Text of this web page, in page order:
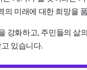
의 미래에 대한 희망을
강화하고, 주민들의 삶
있습니다.